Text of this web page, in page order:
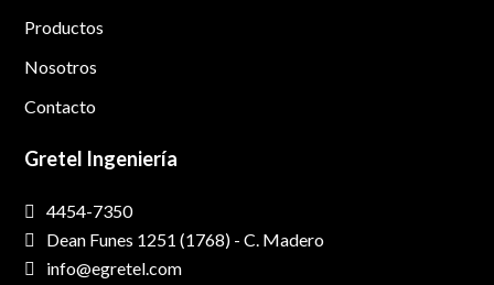
Productos
Nosotros
Contacto
Gretel Ingeniería
4454-7350
Dean Funes 1251 (1768) - C. Madero
info@egretel.com